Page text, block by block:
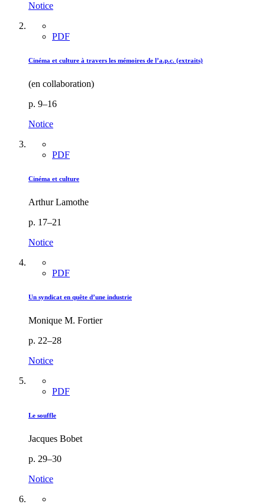
Notice
PDF
Cinéma et culture à travers les mémoires de l’a.p.c. (extraits)
(en collaboration)
p. 9–16
Notice
PDF
Cinéma et culture
Arthur Lamothe
p. 17–21
Notice
PDF
Un syndicat en quête d’une industrie
Monique M. Fortier
p. 22–28
Notice
PDF
Le souffle
Jacques Bobet
p. 29–30
Notice